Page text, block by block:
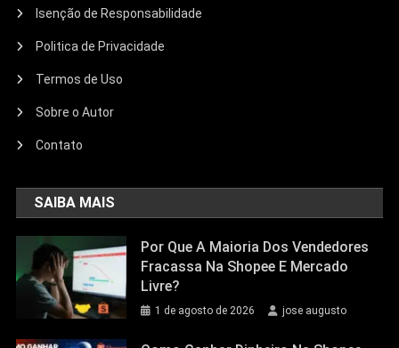
Isenção de Responsabilidade
Politica de Privacidade
Termos de Uso
Sobre o Autor
Contato
SAIBA MAIS
Por Que A Maioria Dos Vendedores
Fracassa Na Shopee E Mercado
Livre?
1 de agosto de 2026 jose augusto